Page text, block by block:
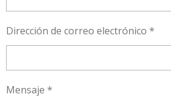
Dirección de correo electrónico *
Mensaje *